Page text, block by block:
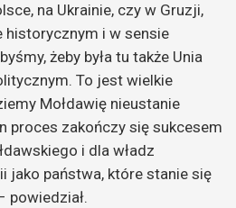
na Ukrainie, czy w Gruzji,
historycznym i w sensie
żeby była tu także Unia
To jest wielkie
Mołdawię nieustanie
proces zakończy się sukcesem
i dla władz
jako państwa, które stanie się
powiedział.